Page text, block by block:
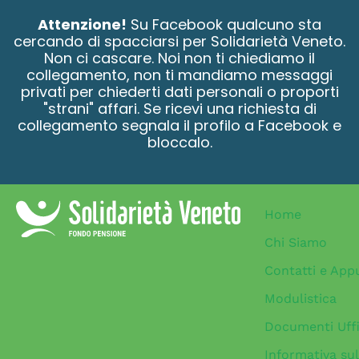
Attenzione! Su Facebook qualcuno sta
cercando di spacciarsi per Solidarietà Veneto.
Non ci cascare. Noi non ti chiediamo il
collegamento, non ti mandiamo messaggi
privati per chiederti dati personali o proporti
"strani" affari. Se ricevi una richiesta di
collegamento segnala il profilo a Facebook e
bloccalo.
Home
Chi Siamo
Contatti e
Modulistica
Documenti
Informativa